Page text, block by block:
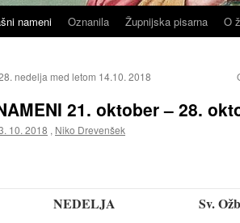
nameni Oznanila Župnijska pisarna O
nedelja med letom 14.10. 2018
21. oktober – 28.
10. 2018 , Niko Drevenšek
NEDELJA Sv.